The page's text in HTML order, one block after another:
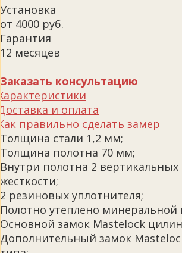
Установка
от 4000 руб.
Гарантия
12 месяцев
Заказать консультацию
и оплата
правильно сделать замер
Толщина стали 1,2 мм;
Толщина полотна 70 мм;
Внутри полотна 2 вертикальных
жесткости;
2 резиновых уплотнителя;
Полотно утеплено минеральной
Основной замок Mastelock
Дополнительный замок